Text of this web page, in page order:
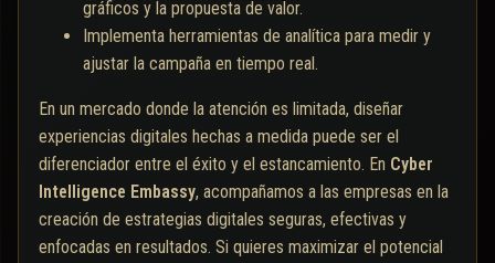
gráficos y la propuesta de valor.
Implementa herramientas de analítica para medir y
ajustar la campaña en tiempo real.
En un mercado donde la atención es limitada, diseñar
experiencias digitales hechas a medida puede ser el
diferenciador entre el éxito y el estancamiento. En Cyber
Intelligence Embassy, acompañamos a las empresas en la
creación de estrategias digitales seguras, efectivas y
enfocadas en resultados. Si quieres maximizar el potencial